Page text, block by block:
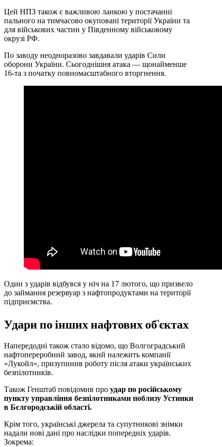
Цей НПЗ також є важливою ланкою у постачанні
пального на тимчасово окуповані території України та
для військових частин у Південному військовому
окрузі РФ.
По заводу неодноразово завдавали ударів Сили
оборони України. Сьогоднішня атака — щонайменше
16-та з початку повномасштабного вторгнення.
Один з ударів відбувся у ніч на 17 лютого, що призвело
до займання резервуар з нафтопродуктами на території
підприємства.
Удари по інших нафтових об’єктах
Напередодні також стало відомо, що Волгоградський
нафтопереробний завод, який належить компанії
«Лукойл», призупинив роботу після атаки українських
безпілотників.
Також Генштаб повідомив про удар по російському
пункту управління безпілотниками поблизу Устинки
в Бєлгородській області.
Крім того, українські джерела та супутникові знімки
надали нові дані про наслідки попередніх ударів.
Зокрема: